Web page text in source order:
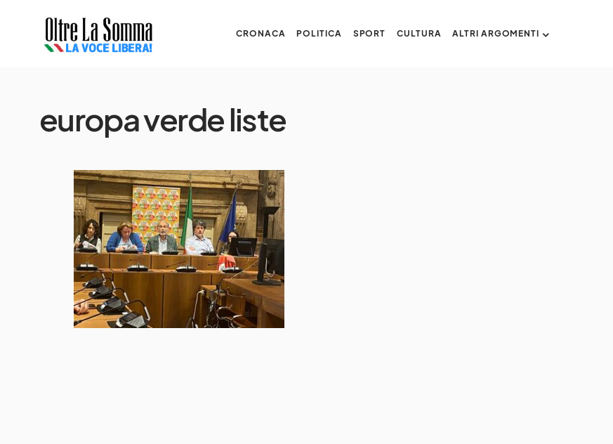
CRONACA POLITICA SPORT CULTURA ALTRI ARGOMENTI
europa verde liste